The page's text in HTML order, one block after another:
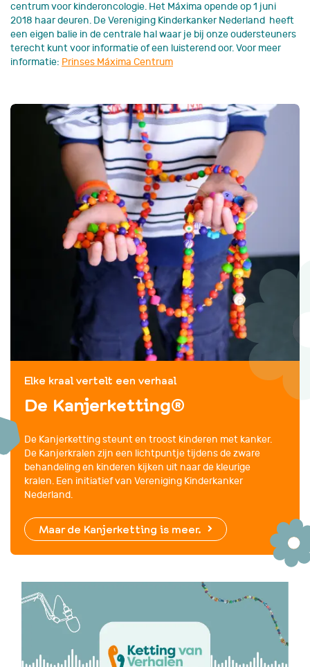
centrum voor kinderoncologie. Het Máxima opende op 1 juni
2018 haar deuren. De Vereniging Kinderkanker Nederland heeft
een eigen balie in de centrale hal waar je bij onze oudersteuners
terecht kunt voor informatie of een luisterend oor. Voor meer
informatie: Prinses Máxima Centrum
Elke kraal vertelt een verhaal
De Kanjerketting®
De Kanjerketting steunt en troost kinderen met kanker.
De Kanjerkralen zijn een lichtpuntje tijdens de zware
behandeling en kinderen kijken uit naar de kleurige
kralen. Een initiatief van Vereniging Kinderkanker
Nederland.
Maar de Kanjerketting is meer.